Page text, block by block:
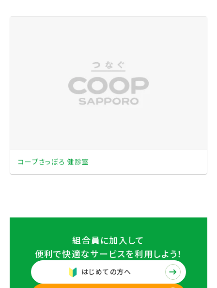
コープさっぽろ 健診室
組合員に加入して
便利で快適なサービスを利用しよう！
はじめての方へ